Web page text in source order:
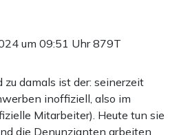
um 09:51 Uhr879T
zu damals ist der: seinerzeit
inoffiziell, also im
Mitarbeiter). Heute tun sie
die Denunzianten arbeiten